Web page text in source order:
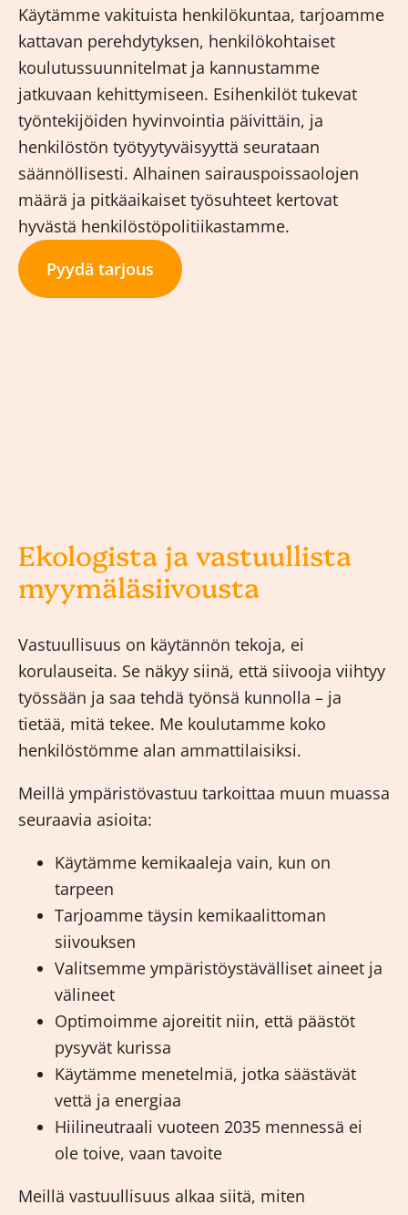
Käytämme vakituista henkilökuntaa, tarjoamme
kattavan perehdytyksen, henkilökohtaiset
koulutussuunnitelmat ja kannustamme
jatkuvaan kehittymiseen. Esihenkilöt tukevat
työntekijöiden hyvinvointia päivittäin, ja
henkilöstön työtyytyväisyyttä seurataan
säännöllisesti. Alhainen sairauspoissaolojen
määrä ja pitkäaikaiset työsuhteet kertovat
hyvästä henkilöstöpolitiikastamme.
Pyydä tarjous
Ekologista ja vastuullista
myymäläsiivousta
Vastuullisuus on käytännön tekoja, ei
korulauseita. Se näkyy siinä, että siivooja viihtyy
työssään ja saa tehdä työnsä kunnolla – ja
tietää, mitä tekee. Me koulutamme koko
henkilöstömme alan ammattilaisiksi.
Meillä ympäristövastuu tarkoittaa muun muassa
seuraavia asioita:
Käytämme kemikaaleja vain, kun on
tarpeen
Tarjoamme täysin kemikaalittoman
siivouksen
Valitsemme ympäristöystävälliset aineet ja
välineet
Optimoimme ajoreitit niin, että päästöt
pysyvät kurissa
Käytämme menetelmiä, jotka säästävät
vettä ja energiaa
Hiilineutraali vuoteen 2035 mennessä ei
ole toive, vaan tavoite
Meillä vastuullisuus alkaa siitä, miten